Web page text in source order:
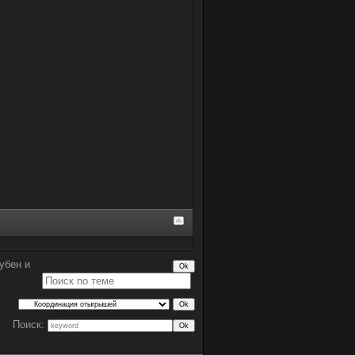
и
Поиск: